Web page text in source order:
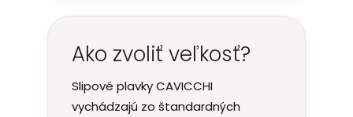
Ako zvoliť veľkosť?
Slipové plavky CAVICCHI
vychádzajú zo štandardných